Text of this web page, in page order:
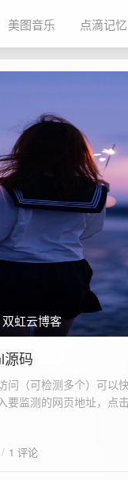
美图音乐 点滴记忆
双虹云博客
源码
问（可检测多个）可以
要监测的网页地址，点
该网址选项。筛选网址
1 评论